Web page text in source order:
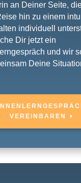
an Deiner Seite,
hin zu einem
individuell
Dir jetzt ein
und wir
Deine
VEREINBAREN